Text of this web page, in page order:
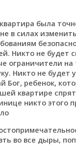
была
в силах
Никто не будет
ограничители
Никто не будет
Бог, ребенок,
квартире
никто этого
во все дыры,